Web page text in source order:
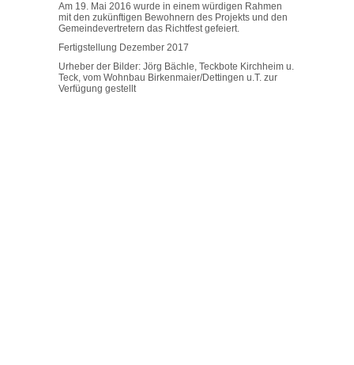
Am 19. Mai 2016 wurde in einem würdigen Rahmen
mit den zukünftigen Bewohnern des Projekts und den
Gemeindevertretern das Richtfest gefeiert.
Fertigstellung Dezember 2017
Urheber der Bilder: Jörg Bächle, Teckbote Kirchheim u.
Teck, vom Wohnbau Birkenmaier/Dettingen u.T. zur
Verfügung gestellt